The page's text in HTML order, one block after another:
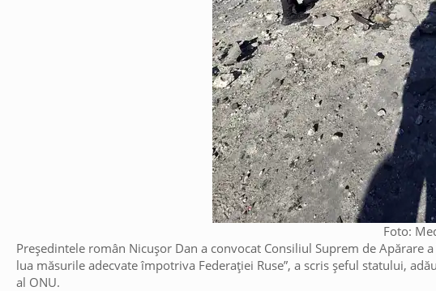
Foto:
Președintele român Nicușor Dan a convocat Consiliul Suprem de Apărare
lua măsurile adecvate împotriva Federației Ruse”, a scris șeful statului,
al ONU.